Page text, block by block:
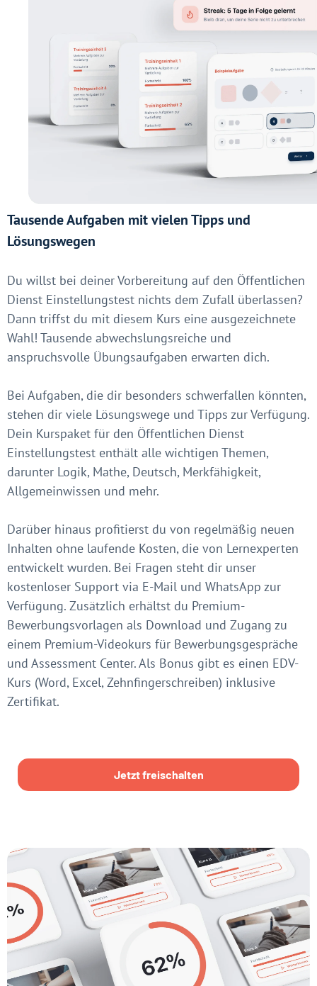
Tausende Aufgaben mit vielen Tipps und
Lösungswegen
Du willst bei deiner Vorbereitung auf den Öffentlichen
Dienst Einstellungstest nichts dem Zufall überlassen?
Dann triffst du mit diesem Kurs eine ausgezeichnete
Wahl! Tausende abwechslungsreiche und
anspruchsvolle Übungsaufgaben erwarten dich.
Bei Aufgaben, die dir besonders schwerfallen könnten,
stehen dir viele Lösungswege und Tipps zur Verfügung.
Dein Kurspaket für den Öffentlichen Dienst
Einstellungstest enthält alle wichtigen Themen,
darunter Logik, Mathe, Deutsch, Merkfähigkeit,
Allgemeinwissen und mehr.
Darüber hinaus profitierst du von regelmäßig neuen
Inhalten ohne laufende Kosten, die von Lernexperten
entwickelt wurden. Bei Fragen steht dir unser
kostenloser Support via E-Mail und WhatsApp zur
Verfügung. Zusätzlich erhältst du Premium-
Bewerbungsvorlagen als Download und Zugang zu
einem Premium-Videokurs für Bewerbungsgespräche
und Assessment Center. Als Bonus gibt es einen EDV-
Kurs (Word, Excel, Zehnfingerschreiben) inklusive
Zertifikat.
Jetzt freischalten